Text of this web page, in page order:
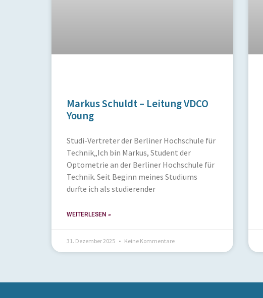
Markus Schuldt – Leitung VDCO
Young
Studi-Vertreter der Berliner Hochschule für
Technik„Ich bin Markus, Student der
Optometrie an der Berliner Hochschule für
Technik. Seit Beginn meines Studiums
durfte ich als studierender
WEITERLESEN »
31. Dezember 2025 Keine Kommentare